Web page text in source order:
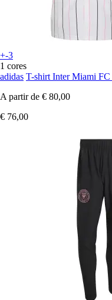
+-3
1 cores
adidas T-shirt Inter Miami
A partir de € 80,00
€ 76,00